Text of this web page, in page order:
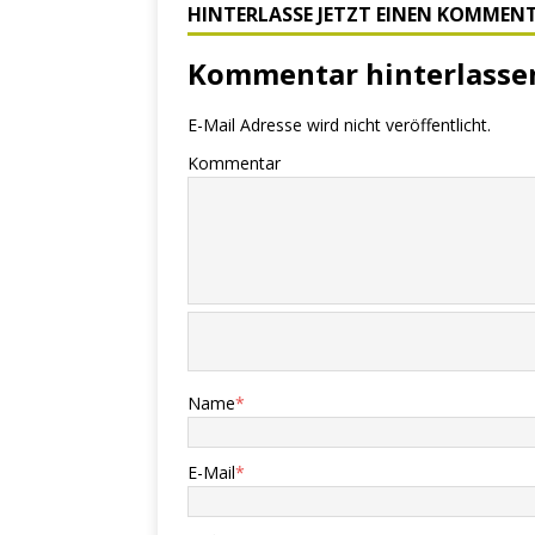
HINTERLASSE JETZT EINEN
Kommentar
E-Mail Adresse wird nicht veröffentlicht.
Kommentar
Name*
E-Mail*